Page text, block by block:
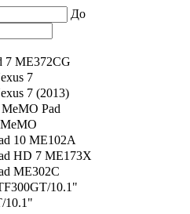
До
7 ME372CG
7
7 (2013)
Pad
10 ME102A
HD 7 ME173X
ME302C
10.1"
10.1"